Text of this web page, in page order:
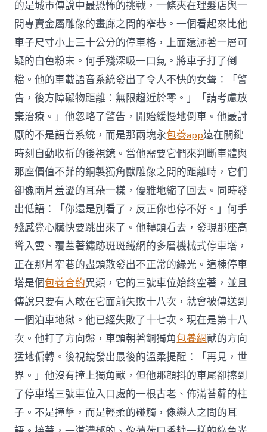
的是城市傳說中最恐怖的挑戰，一條夾在理髮店與一
間專賣金屬雕像的畫廊之間的窄巷。一個看起來比他
車子尺寸小上三十公分的停車格，上面還灑著一層可
疑的白色粉末。何手殘深吸一口氣。將車子打了倒
檔。他的車載語音系統發出了令人不快的女聲：「警
告，後方障礙物距離：無限趨近於零。」「請考慮放
棄治療。」他忽略了警告，開始緩慢地倒車。他最討
厭的不是語音系統，而是那兩塊永包養app遠在關鍵
時刻自動收折的後視鏡。當他需要它們來判斷車體與
那座價值不菲的銅製獨角獸雕像之間的距離時，它們
卻像兩片羞澀的耳朵一樣，優雅地縮了回去。同時發
出低語：「你還是別看了，反正你也停不好。」何手
殘感覺心臟快要跳出來了。他轉頭看去，發現那座高
聳入雲、覆蓋著鏽跡斑斑鐵網的多層機械式停車塔，
正在那片窄巷的盡頭散發出不正常的綠光。這棟停車
塔是個包養合約異類，它的三號車位始終空著，並且
傳說只要有人敢在它面前失敗十八次，就會被傳送到
一個泊車地獄。他已經失敗了十七次。現在是第十八
次。他打了方向盤，車頭朝著銅獨角包養網獸的方向
猛地偏轉。後視鏡發出最後的溫柔提醒：「再見，世
界。」他沒有撞上獨角獸，但他那顫抖的車尾卻擦到
了停車塔三號車位入口處的一根古老、佈滿苔蘚的柱
子。不是撞擊，而是輕柔的碰觸，像戀人之間的耳